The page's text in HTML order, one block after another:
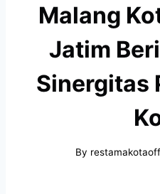
Malang
Jatim
Sinergitas
By